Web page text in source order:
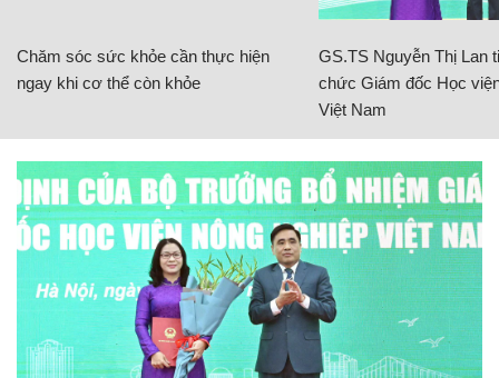
Chăm sóc sức khỏe cần thực hiện
ngay khi cơ thể còn khỏe
GS.TS Nguyễn Thị Lan
chức Giám đốc Học
Việt Nam